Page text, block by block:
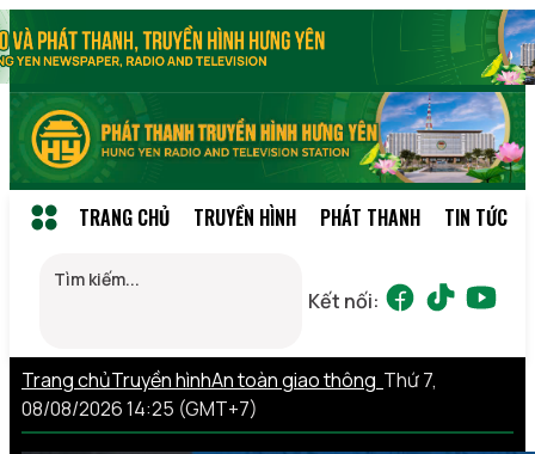
TRANG CHỦ TRUYỀN HÌNH PHÁT THANH TIN TỨC
Kết nối:
Trang chủTruyền hìnhAn toàn giao thông Thứ 7,
08/08/2026 14:25 (GMT+7)